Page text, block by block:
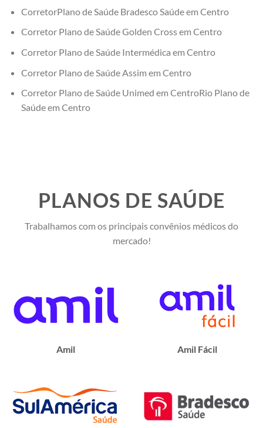
CorretorPlano de Saúde Bradesco Saúde em Centro
Corretor Plano de Saúde Golden Cross em Centro
Corretor Plano de Saúde Intermédica em Centro
Corretor Plano de Saúde Assim em Centro
Corretor Plano de Saúde Unimed em CentroRio Plano de
Saúde em Centro
PLANOS DE SAÚDE
Trabalhamos com os principais convênios médicos do
mercado!
Amil Amil Fácil